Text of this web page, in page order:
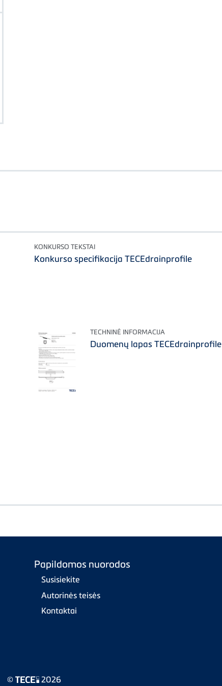
KONKURSO TEKSTAI
Konkurso specifikacija TECEdrainprofile
TECHNINĖ INFORMACIJA
Duomenų lapas TECEdrainprofile
Papildomos nuorodos
Susisiekite
Autorinės teisės
Kontaktai
© 2026